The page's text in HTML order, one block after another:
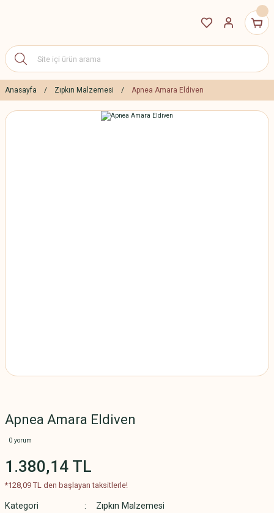
Anasayfa Zıpkın Malzemesi Apnea Amara Eldiven
Apnea Amara Eldiven
0 yorum
1.380,14 TL
*128,09 TL den başlayan taksitlerle!
Kategori
Zıpkın Malzemesi